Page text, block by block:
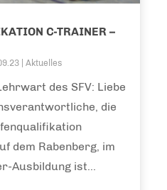
C-TRAINER –
|Aktuelles
des SFV: Liebe
die
dem Rabenberg, im
Ausbildung ist...